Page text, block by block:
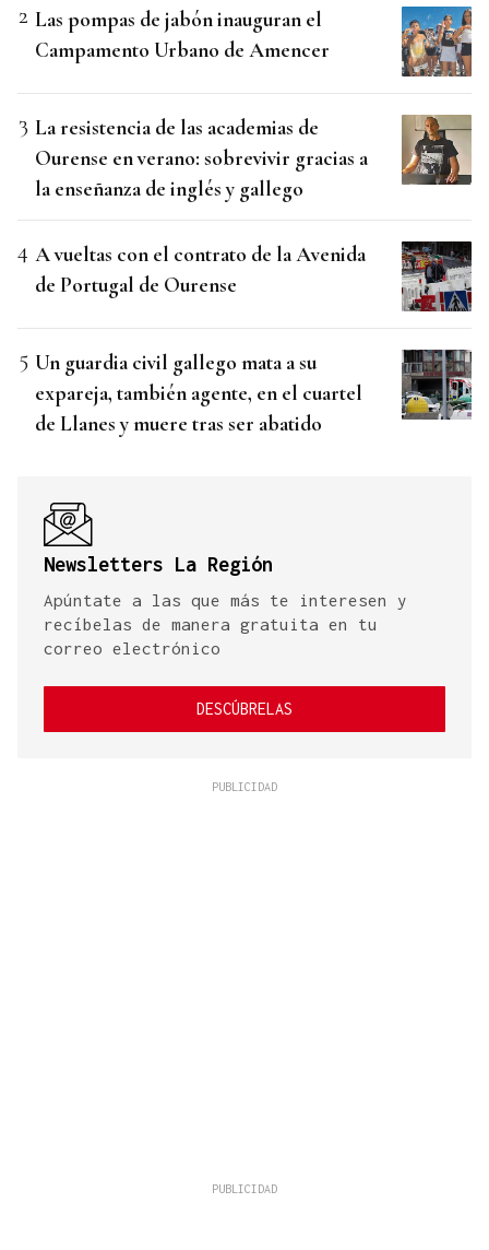
Las pompas de jabón inauguran el
Campamento Urbano de Amencer
La resistencia de las academias de
Ourense en verano: sobrevivir gracias a
la enseñanza de inglés y gallego
A vueltas con el contrato de la Avenida
de Portugal de Ourense
Un guardia civil gallego mata a su
expareja, también agente, en el cuartel
de Llanes y muere tras ser abatido
Newsletters La Región
Apúntate a las que más te interesen y
recíbelas de manera gratuita en tu
correo electrónico
DESCÚBRELAS